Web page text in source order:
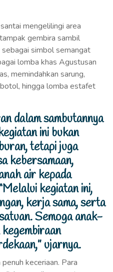
mengelilingi area
gembira sambil
simbol semangat
lomba khas Agustusan
memindahkan sarung,
hingga lomba estafet
dalam sambutannya
ini bukan
tetapi juga
kebersamaan,
air kepada
kegiatan ini,
kerja sama, serta
Semoga anak-
ujarnya.
keceriaan. Para